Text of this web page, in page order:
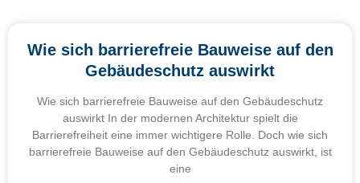
Wie sich barrierefreie Bauweise auf den
Gebäudeschutz auswirkt
Wie sich barrierefreie Bauweise auf den Gebäudeschutz
auswirkt In der modernen Architektur spielt die
Barrierefreiheit eine immer wichtigere Rolle. Doch wie sich
barrierefreie Bauweise auf den Gebäudeschutz auswirkt, ist
eine